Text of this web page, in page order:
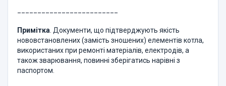
Примітка . Документи, що підтверджують якість
нововстановлених (замість зношених) елементів котла,
використаних при ремонті матеріалів, електродів, а
також зварювання, повинні зберігатись нарівні з
паспортом.